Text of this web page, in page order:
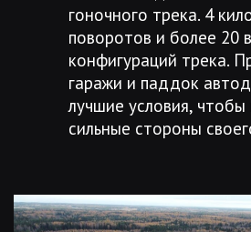
гоночного трека. 4
поворотов и более 20
конфигураций трека.
гаражи и паддок
лучшие условия, чтобы
сильные стороны